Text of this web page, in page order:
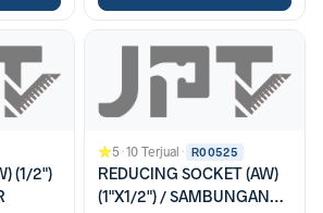
(1/2")
5·10 Terjual· R00525
REDUCING SOCKET (AW)
(1"X1/2") / SAMBUNGAN